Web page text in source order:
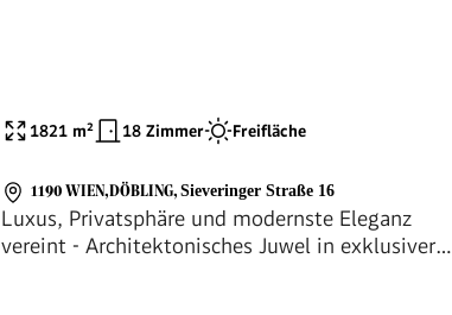
1821 m² 18 Zimmer Freifläche
1190 WIEN,DÖBLING, Sieveringer Straße 16
Luxus, Privatsphäre und modernste Eleganz
vereint - Architektonisches Juwel in exklusiver